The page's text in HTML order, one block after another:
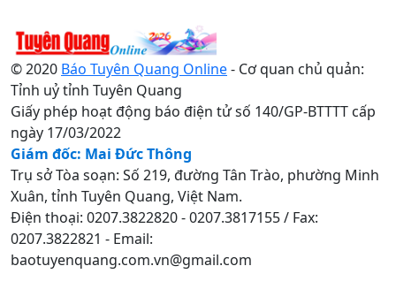
© 2020 Báo Tuyên Quang Online- Cơ quan chủ quản:
Tỉnh uỷ tỉnh Tuyên Quang
Giấy phép hoạt động báo điện tử số 140/GP-BTTTT cấp
ngày 17/03/2022
Giám đốc: Mai Đức Thông
Trụ sở Tòa soạn: Số 219, đường Tân Trào, phường Minh
Xuân, tỉnh Tuyên Quang, Việt Nam.
Điện thoại: 0207.3822820 - 0207.3817155 / Fax:
0207.3822821 - Email:
baotuyenquang.com.vn@gmail.com